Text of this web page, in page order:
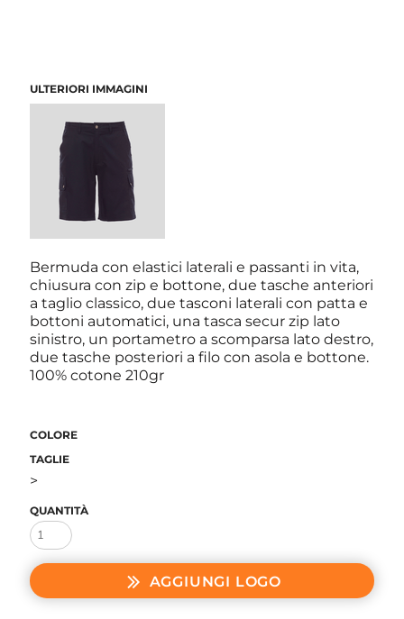
ULTERIORI IMMAGINI
Bermuda con elastici laterali e passanti in vita,
chiusura con zip e bottone, due tasche anteriori
a taglio classico, due tasconi laterali con patta e
bottoni automatici, una tasca secur zip lato
sinistro, un portametro a scomparsa lato destro,
due tasche posteriori a filo con asola e bottone.
100% cotone 210gr
COLORE
TAGLIE
>
QUANTITÀ
AGGIUNGI LOGO